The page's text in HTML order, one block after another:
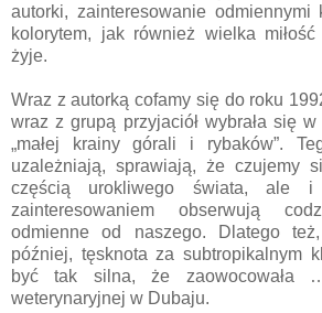
autorki, zainteresowanie
kolorytem, jak również wielka
żyje.
Wraz z autorką cofamy się do roku
wraz z grupą przyjaciół wybrała się
„małej krainy górali i rybaków”.
uzależniają, sprawiają, że czujemy
częścią urokliwego świata, ale
zainteresowaniem obserwują
odmienne od naszego. Dlatego
później, tęsknota za subtropikalnym
być tak silna, że zaowocowała
weterynaryjnej w Dubaju.